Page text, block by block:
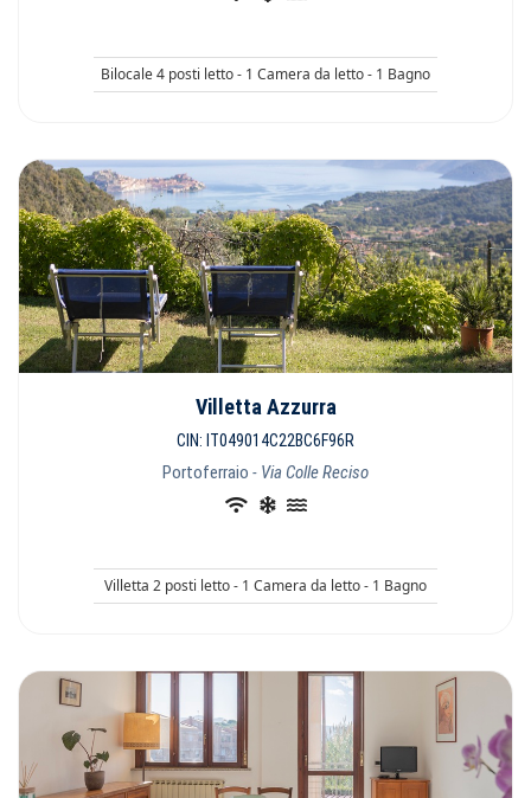
Bilocale 4 posti letto - 1 Camera da letto - 1 Bagno
Villetta Azzurra
CIN: IT049014C22BC6F96R
Portoferraio - Via Colle Reciso
Villetta 2 posti letto - 1 Camera da letto - 1 Bagno